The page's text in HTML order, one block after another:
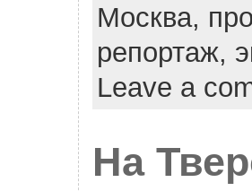
Москва,
репортаж,
Leave a
На